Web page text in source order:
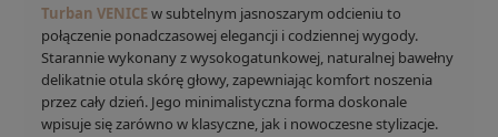
Turban VENICEw subtelnym jasnoszarym odcieniu to
połączenie ponadczasowej elegancji i codziennej wygody.
Starannie wykonany z wysokogatunkowej, naturalnej bawełny
delikatnie otula skórę głowy, zapewniając komfort noszenia
przez cały dzień. Jego minimalistyczna forma doskonale
wpisuje się zarówno w klasyczne, jak i nowoczesne stylizacje.